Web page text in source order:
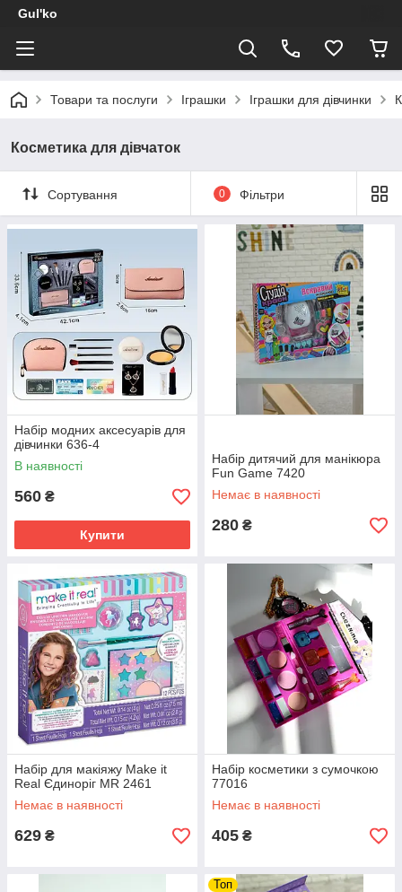
Gul'ko
Товари та послуги Іграшки Іграшки для дівчинки
Косметика для дівчаток
Сортування 0 Фільтри
Набір модних аксесуарів для
дівчинки 636-4
В наявності
560 ₴
Купити
Набір дитячий для манікюра
Fun Game 7420
Немає в наявності
280 ₴
Набір для макіяжу Make it
Real Єдиноріг MR 2461
Немає в наявності
629 ₴
Набір косметики з сумочкою
77016
Немає в наявності
405 ₴
Топ